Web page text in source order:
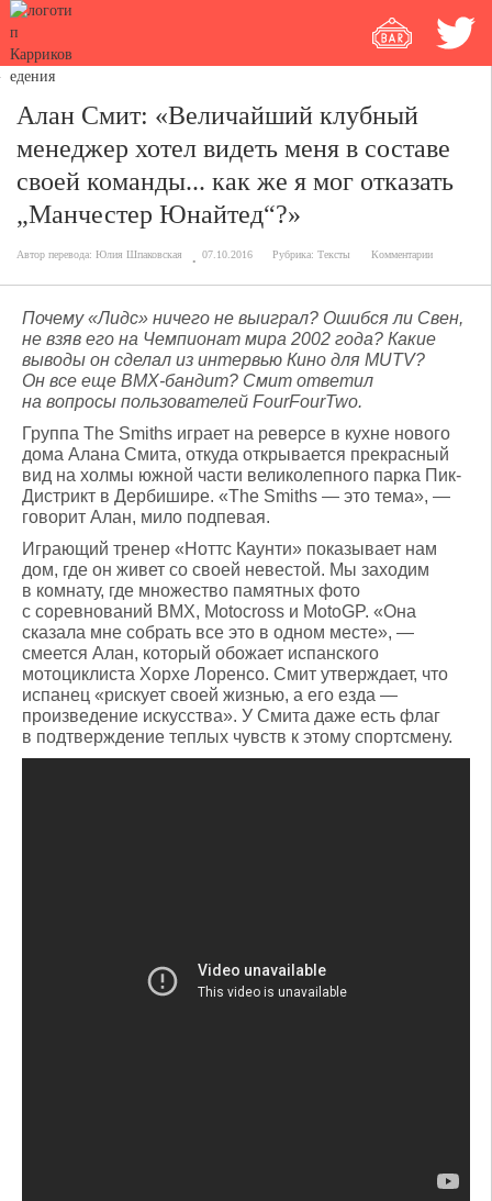
Алан Смит: «Величайший клубный
менеджер хотел видеть меня в составе
своей команды... как же я мог отказать
„Манчестер Юнайтед“?»
Автор перевода: Юлия Шпаковская 07.10.2016 Рубрика: Тексты Комментарии
Почему «Лидс» ничего не выиграл? Ошибся ли Свен,
не взяв его на Чемпионат мира 2002 года? Какие
выводы он сделал из интервью Кино для MUTV?
Он все еще BMX-бандит? Смит ответил
на вопросы пользователей FourFourTwo.
Группа The Smiths играет на реверсе в кухне нового
дома Алана Смита, откуда открывается прекрасный
вид на холмы южной части великолепного парка Пик-
Дистрикт в Дербишире. «The Smiths — это тема», —
говорит Алан, мило подпевая.
Играющий тренер «Ноттс Каунти» показывает нам
дом, где он живет со своей невестой. Мы заходим
в комнату, где множество памятных фото
с соревнований BMX, Motocross и MotoGP. «Она
сказала мне собрать все это в одном месте», —
смеется Алан, который обожает испанского
мотоциклиста Хорхе Лоренсо. Смит утверждает, что
испанец «рискует своей жизнью, а его езда —
произведение искусства». У Смита даже есть флаг
в подтверждение теплых чувств к этому спортсмену.